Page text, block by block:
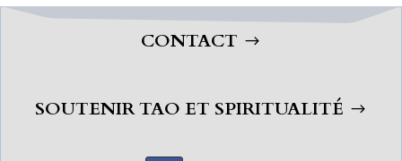
CONTACT
SOUTENIR TAO ET SPIRITUALITÉ